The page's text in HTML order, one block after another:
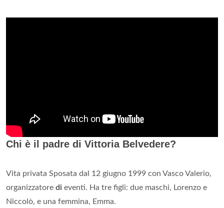
Chi è il padre di Vittoria Belvedere?
Vita privata Sposata dal 12 giugno 1999 con Vasco Valerio,
organizzatore di eventi. Ha tre figli: due maschi, Lorenzo e
Niccolò, e una femmina, Emma.